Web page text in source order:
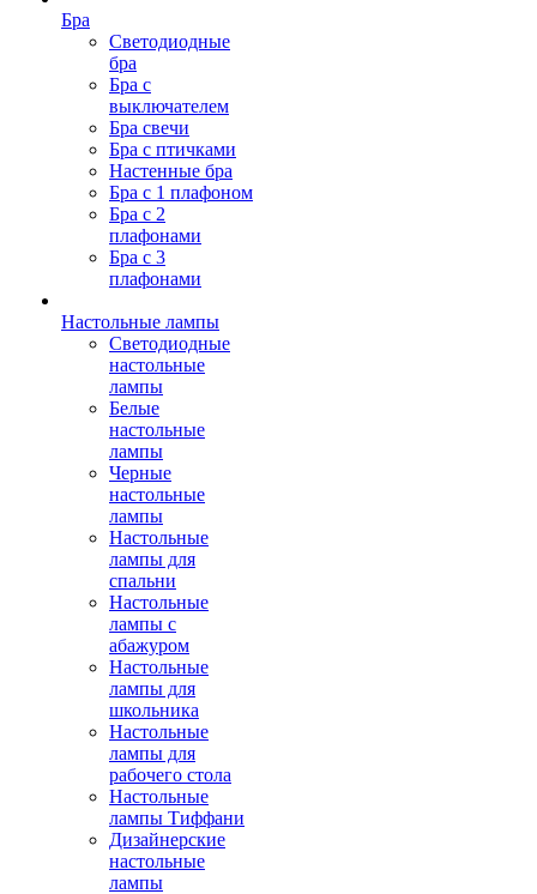
Бра
Светодиодные
бра
Бра с
выключателем
Бра свечи
Бра с птичками
Настенные бра
Бра с 1 плафоном
Бра с 2
плафонами
Бра с 3
плафонами
Настольные лампы
Светодиодные
настольные
лампы
Белые
настольные
лампы
Черные
настольные
лампы
Настольные
лампы для
спальни
Настольные
лампы с
абажуром
Настольные
лампы для
школьника
Настольные
лампы для
рабочего стола
Настольные
лампы Тиффани
Дизайнерские
настольные
лампы